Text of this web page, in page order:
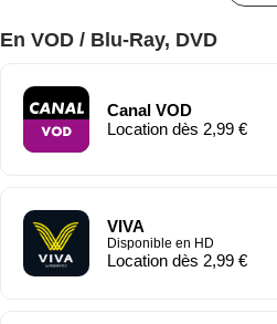
En VOD / Blu-Ray, DVD
Canal VOD
Location dès 2,99 €
VIVA
Disponible en HD
Location dès 2,99 €